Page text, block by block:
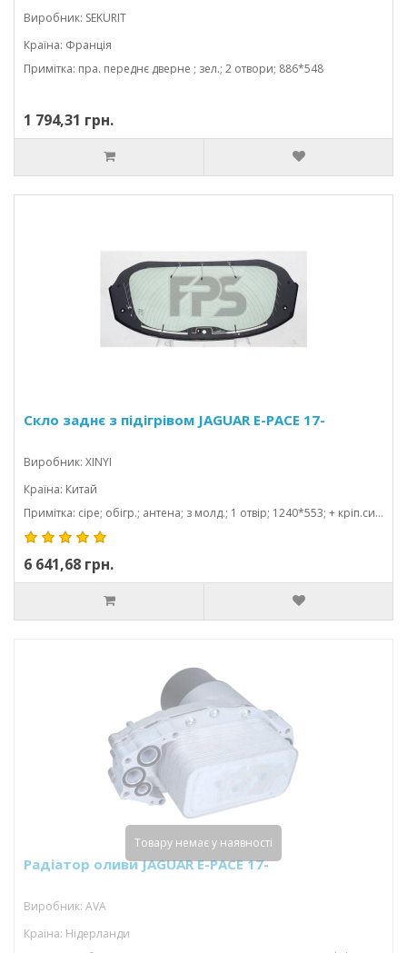
Виробник: SEKURIT
Країна: Франція
Примітка: пра. переднє дверне ; зел.; 2 отвори; 886*548
1 794,31 грн.
Скло заднє з підігрівом JAGUAR E-PACE 17-
Виробник: XINYI
Країна: Китай
Примітка: сіре; обігр.; антена; з молд.; 1 отвір; 1240*553; + кріп.сигналіз.
6 641,68 грн.
Радіатор оливи JAGUAR E-PACE 17-
Виробник: AVA
Країна: Нідерланди
Товару немає у наявності